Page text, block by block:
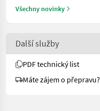
Všechny novinky
Další služby
PDF technický list
Máte zájem o přepravu?